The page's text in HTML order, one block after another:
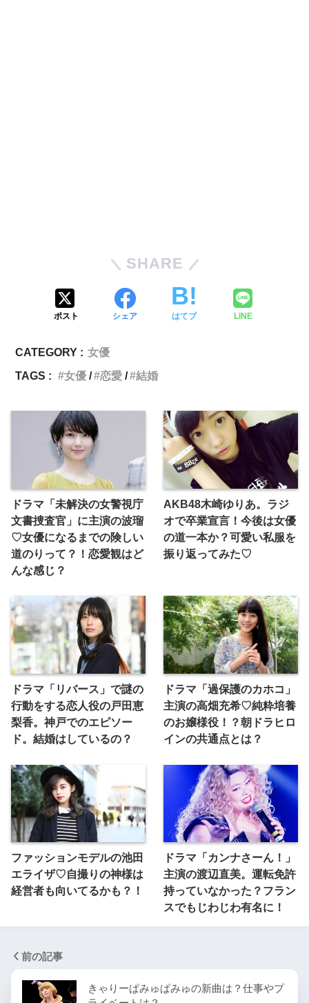
SHARE
ポスト シェア はてブ LINE
CATEGORY : 女優
TAGS :
女優 恋愛 結婚
ドラマ「未解決の女警視庁
文書捜査官」に主演の波瑠
♡女優になるまでの険しい
道のりって？！恋愛観はど
んな感じ？
AKB48木崎ゆりあ。ラジ
オで卒業宣言！今後は女優
の道一本か？可愛い私服を
振り返ってみた♡
ドラマ「リバース」で謎の
行動をする恋人役の戸田恵
梨香。神戸でのエピソー
ド。結婚はしているの？
ドラマ「過保護のカホコ」
主演の高畑充希♡純粋培養
のお嬢様役！？朝ドラヒロ
インの共通点とは？
ファッションモデルの池田
エライザ♡自撮りの神様は
経営者も向いてるかも？！
ドラマ「カンナさーん！」
主演の渡辺直美。運転免許
持っていなかった？フラン
スでもじわじわ有名に！
前の記事
きゃりーぱみゅぱみゅの新曲は？仕事やプ